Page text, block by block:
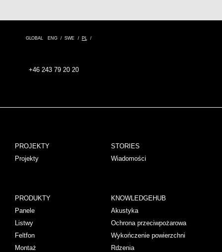
GLOBAL ENG SWE PL
+46 243 79 20 20
PROJEKTY
Projekty
STORIES
Wiadomości
PRODUKTY
Panele
Listwy
Feltfon
Montaż
KNOWLEDGEHUB
Akustyka
Ochrona przeciwpożarowa
Wykończenie powierzchni
Rdzenia